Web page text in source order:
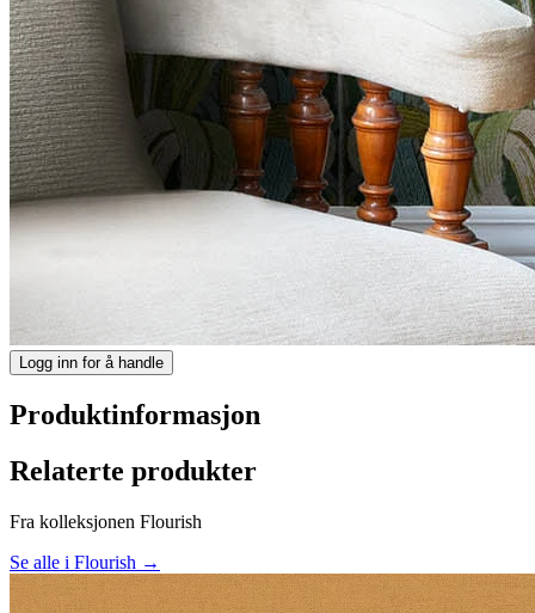
Logg inn for å handle
Produktinformasjon
Relaterte produkter
Fra kolleksjonen Flourish
Se alle i Flourish →